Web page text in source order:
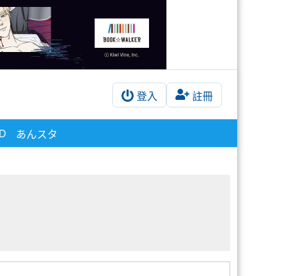
登入 註冊
あんスタ